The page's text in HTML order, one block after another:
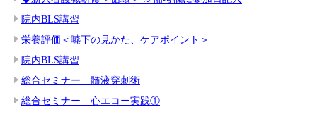
院内BLS講習
栄養評価＜嚥下の見かた、ケアポイント＞
院内BLS講習
総合セミナー 髄液穿刺術
総合セミナー 心エコー実践①